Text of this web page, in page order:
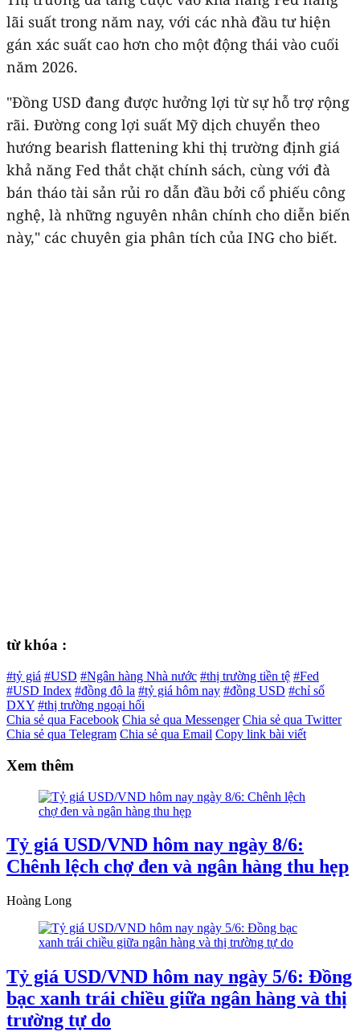
lãi suất trong năm nay, với các nhà đầu tư hiện
gán xác suất cao hơn cho một động thái vào cuối
năm 2026.
"Đồng USD đang được hưởng lợi từ sự hỗ trợ rộng
rãi. Đường cong lợi suất Mỹ dịch chuyển theo
hướng bearish flattening khi thị trường định giá
khả năng Fed thắt chặt chính sách, cùng với đà
bán tháo tài sản rủi ro dẫn đầu bởi cổ phiếu công
nghệ, là những nguyên nhân chính cho diễn biến
này," các chuyên gia phân tích của ING cho biết.
từ khóa :
#tỷ giá #USD #Ngân hàng Nhà nước #thị trường tiền tệ #Fed
#USD Index #đồng đô la #tỷ giá hôm nay #đồng USD #chỉ số
DXY #thị trường ngoại hối
Chia sẻ qua Facebook Chia sẻ qua Messenger Chia sẻ qua Twitter
Chia sẻ qua Telegram Chia sẻ qua Email Copy link bài viết
Xem thêm
Tỷ giá USD/VND hôm nay ngày 8/6:
Chênh lệch chợ đen và ngân hàng thu hẹp
Hoàng Long
Tỷ giá USD/VND hôm nay ngày 5/6: Đồng
bạc xanh trái chiều giữa ngân hàng và thị
trường tự do